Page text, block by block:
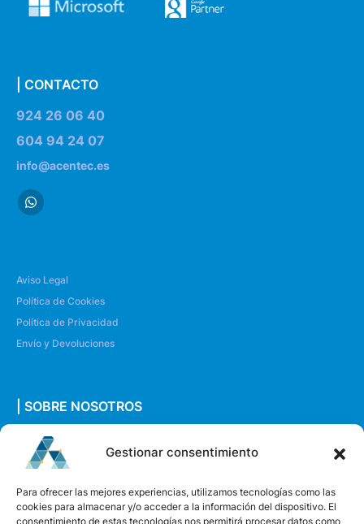
Gestionar consentimiento
Para ofrecer las mejores experiencias, utilizamos tecnologías como las
cookies para almacenar y/o acceder a la información del dispositivo. El
consentimiento de estas tecnologías nos permitirá procesar datos como
| CONTACTO
924 26 06 40
604 94 24 07
info@acentec.es
Aviso Legal
Política de Cookies
Política de Privacidad
Envío y Devoluciones
| SOBRE NOSOTROS
Quiénes somos
Envíanos un mensaje